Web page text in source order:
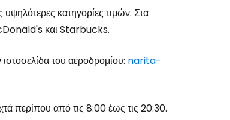
υψηλότερες κατηγορίες τιμών. Στα
και Starbucks.
του αεροδρομίου: narita-
περίπου από τις 8:00 έως τις 20:30.